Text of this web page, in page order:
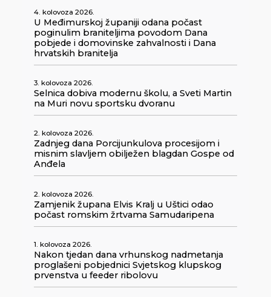
4. kolovoza 2026.
U Međimurskoj županiji odana počast
poginulim braniteljima povodom Dana
pobjede i domovinske zahvalnosti i Dana
hrvatskih branitelja
3. kolovoza 2026.
Selnica dobiva modernu školu, a Sveti Martin
na Muri novu sportsku dvoranu
2. kolovoza 2026.
Zadnjeg dana Porcijunkulova procesijom i
misnim slavljem obilježen blagdan Gospe od
Anđela
2. kolovoza 2026.
Zamjenik župana Elvis Kralj u Uštici odao
počast romskim žrtvama Samudaripena
1. kolovoza 2026.
Nakon tjedan dana vrhunskog nadmetanja
proglašeni pobjednici Svjetskog klupskog
prvenstva u feeder ribolovu